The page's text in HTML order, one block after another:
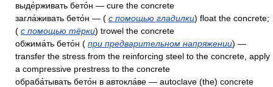
выде́рживать бето́н — cure the concrete
загла́живать бето́н — ( с помощью гладилки) float the concrete;
( с помощью тёрки) trowel the concrete
обжима́ть бето́н ( при предварительном напряжении) —
transfer the stress from the reinforcing steel to the concrete, apply
a compressive prestress to the concrete
обраба́тывать бето́н в автокла́ве — autoclave (the) concrete